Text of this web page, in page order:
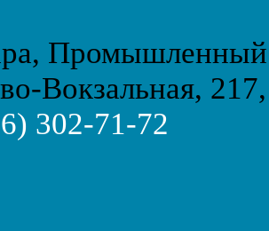
Вокзальная,
302-71-72